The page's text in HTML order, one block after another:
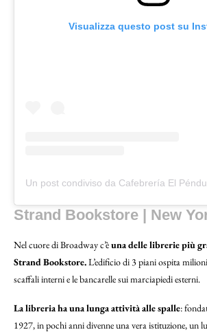
Visualizza questo post su
Strand Bookstore | New
Nel cuore di Broadway c’èuna delle librerie più
Strand Bookstore.L’edificio di 3 piani ospita
scaffali interni e le bancarelle sui marciapiedi esterni.
La libreria ha una lunga attività alle spalle:
1927, in pochi anni divenne una vera istituzione, un